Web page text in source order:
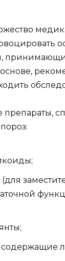
препараты,
содержащие